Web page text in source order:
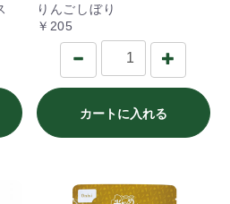
りんごしぼり
￥205
カートに入れる